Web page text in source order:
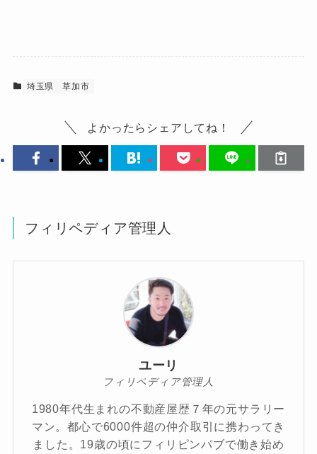
埼玉県 草加市
よかったらシェアしてね！
フィリペディア管理人
ユーリ
フィリペディア管理人
1980年代生まれの不動産屋歴７年の元サラリー
マン。都心で6000件超の仲介取引に携わってき
ました。19歳の頃にフィリピンパブで働き始め